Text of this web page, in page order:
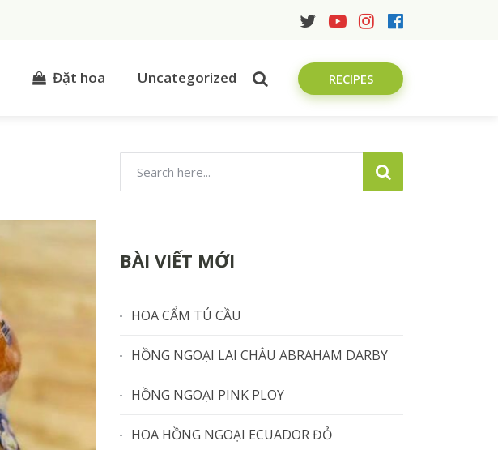
RECIPES
Đặt hoa Uncategorized
BÀI VIẾT MỚI
HOA CẨM TÚ CẦU
HỒNG NGOẠI LAI CHÂU ABRAHAM DARBY
HỒNG NGOẠI PINK PLOY
HOA HỒNG NGOẠI ECUADOR ĐỎ